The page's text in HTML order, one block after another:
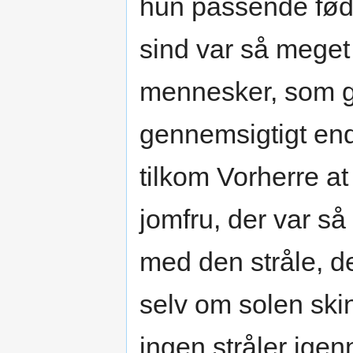
hun passende
sind var så
mennesker, som
gennemsigtigt
tilkom Vorherre
jomfru, der var
med den stråle,
selv om solen
ingen stråler